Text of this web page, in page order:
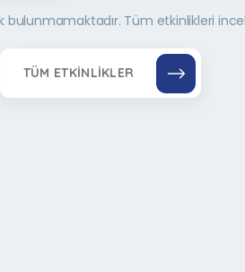
bulunmamaktadır. Tüm etkinlikleri
TÜM ETKINLIKLER